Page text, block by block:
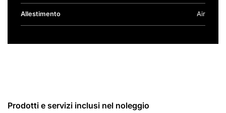
Allestimento Air
Prodotti e servizi inclusi nel noleggio